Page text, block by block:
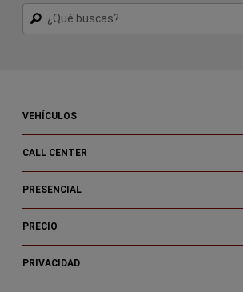
Buscar
VEHÍCULOS
CALL CENTER
PRESENCIAL
PRECIO
PRIVACIDAD